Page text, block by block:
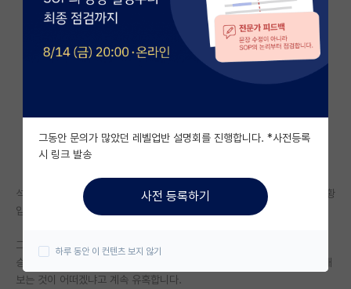
전체글보기
베스트 게시판
자유 게시판(아무개랩)
미국 유학 게시판
미국 대학원 합격 후기 게시판
대학원생 모집 게시판
연구실(PI) 홍보 게시판
석사로 재학중이며 곧 졸업하여 성과급 잘나오는 회사로 입사가 가능한 상황
입니다.
그런데 교수님부터 주변 박사과정분들이 박사의 장점, 입사시의 대우/추후
승진시 유리함, 임용 등 박사과정이 길게 보면좋다라는 식으로 학위를 더 해
보는 것이 어떠겠냐고 계속 유혹합니다.
그동안 문의가 많았던 레벨업반 설명회를 진행합니다. *사전등록
시 링크 발송
사전 등록하기
하루 동안 이 컨텐츠 보지 않기